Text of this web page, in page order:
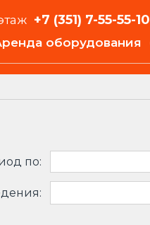
+7 (351) 7-55-55-10
оборудования
по: